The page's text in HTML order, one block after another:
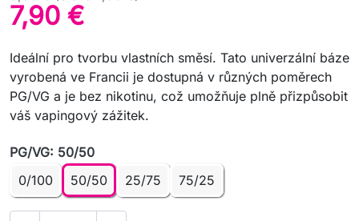
7,90 €
Ideální pro tvorbu vlastních směsí. Tato univerzální báze
vyrobená ve Francii je dostupná v různých poměrech
PG/VG a je bez nikotinu, což umožňuje plně přizpůsobit
váš vapingový zážitek.
PG/VG: 50/50
0/100
50/50 25/75 75/25